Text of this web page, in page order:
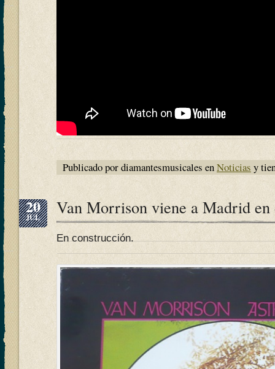
Publicado por diamantesmusicales enNoticias y
20
JUL Van Morrison viene a Madrid en
En construcción.